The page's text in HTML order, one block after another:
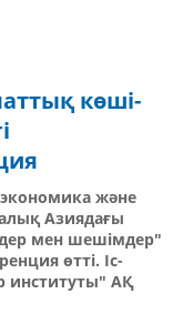
көші-
және
Азиядағы
мен шешімдер"
өтті. Іс-
институты" АҚ